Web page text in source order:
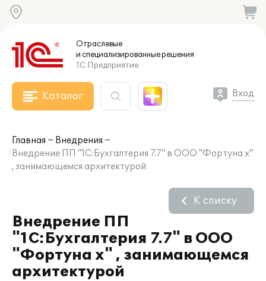
Отраслевые
и специализированныерешения
1С:Предприятие
Каталог Вход
Главная
Внедрения
Внедрение ПП "1С:Бухгалтерия 7.7" в ООО "Фортуна х"
, занимающемся архитектурой
Внедрение ПП
"1С:Бухгалтерия 7.7" в ООО
"Фортуна х" , занимающемся
архитектурой
К списку